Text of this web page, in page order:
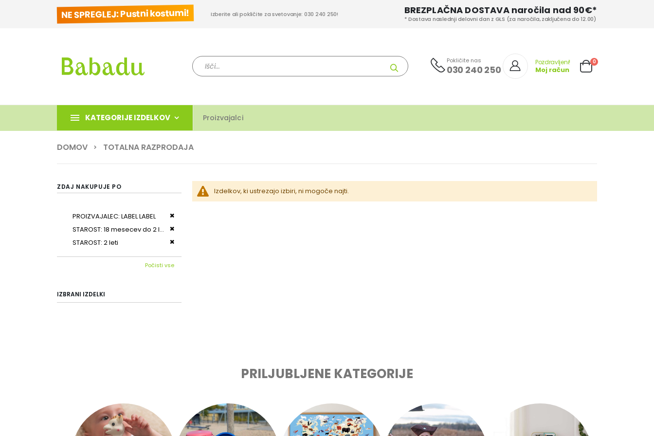
BREZPLAČNA DOSTAVA naročila nad 90€*
* Dostava naslednji delovni dan z GLS (za naročila, zaključena do 12.00)
NE SPREGLEJ: Pustni kostumi! Izberite ali pokličite za svetovanje: 030 240 250!
Iskanje
Iskanje
Pokličite nas
030 240 250
Pozdravljeni!
Moj račun Cart
0izd.
KATEGORIJE IZDELKOV Proizvajalci
DOMOV TOTALNA RAZPRODAJA
Izdelkov, ki ustrezajo izbiri, ni mogoče najti.
ZDAJ NAKUPUJE PO
PROIZVAJALEC LABEL LABEL
Odstrani ta izdelek
STAROST 18 mesecev do 2 leti
Odstrani ta izdelek
STAROST 2 leti Odstrani ta izdelek
Počisti vse
IZBRANI IZDELKI
PRILJUBLJENE KATEGORIJE